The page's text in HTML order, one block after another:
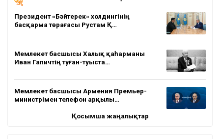
Президент «Бәйтерек» холдингінің
басқарма төрағасы Рустам Қ…
Мемлекет басшысы Халық қаһарманы
Иван Гапичтің туған-туыста…
Мемлекет басшысы Армения Премьер-
министрімен телефон арқылы…
Қосымша жаңалықтар